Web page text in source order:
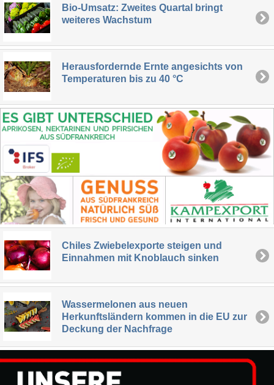
Bio-Umsatz: Zweites Quartal bringt
weiteres Wachstum
Herausfordernde Ernte angesichts von
Temperaturen bis zu 40 °C
Chiles Zwiebelexporte steigen und
Einnahmen mit Knoblauch sinken
Wassermelonen aus neuen
Herkunftsländern kommen in die EU zur
Deckung der Nachfrage